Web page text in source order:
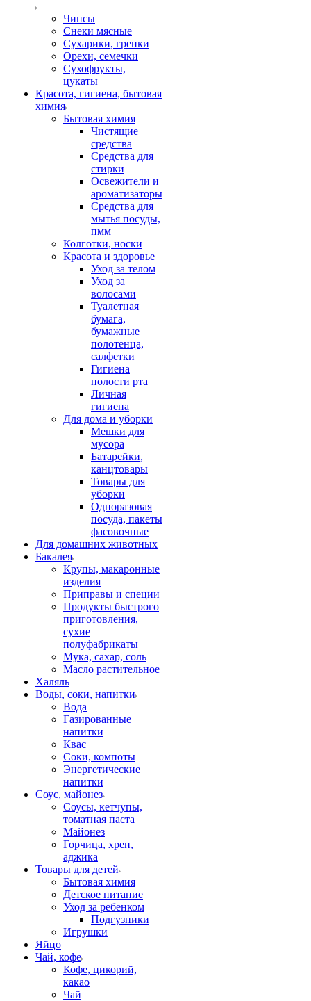
Чипсы
Снеки мясные
Сухарики, гренки
Орехи, семечки
Сухофрукты,
цукаты
Красота, гигиена, бытовая
химия
Бытовая химия
Чистящие
средства
Средства для
стирки
Освежители и
ароматизаторы
Средства для
мытья посуды,
пмм
Колготки, носки
Красота и здоровье
Уход за телом
Уход за
волосами
Туалетная
бумага,
бумажные
полотенца,
салфетки
Гигиена
полости рта
Личная
гигиена
Для дома и уборки
Мешки для
мусора
Батарейки,
канцтовары
Товары для
уборки
Одноразовая
посуда, пакеты
фасовочные
Для домашних животных
Бакалея
Крупы, макаронные
изделия
Приправы и специи
Продукты быстрого
приготовления,
сухие
полуфабрикаты
Мука, сахар, соль
Масло растительное
Халяль
Воды, соки, напитки
Вода
Газированные
напитки
Квас
Соки, компоты
Энергетические
напитки
Соус, майонез
Соусы, кетчупы,
томатная паста
Майонез
Горчица, хрен,
аджика
Товары для детей
Бытовая химия
Детское питание
Уход за ребенком
Подгузники
Игрушки
Яйцо
Чай, кофе
Кофе, цикорий,
какао
Чай